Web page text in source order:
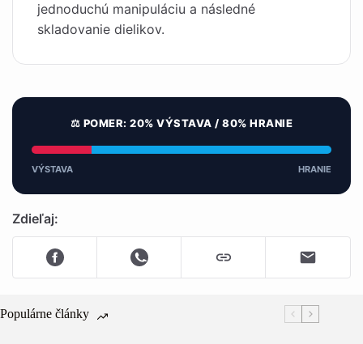
jednoduchú manipuláciu a následné
skladovanie dielikov.
⚖️ POMER: 20% VÝSTAVA / 80% HRANIE
VÝSTAVA HRANIE
Zdieľaj:
Populárne články